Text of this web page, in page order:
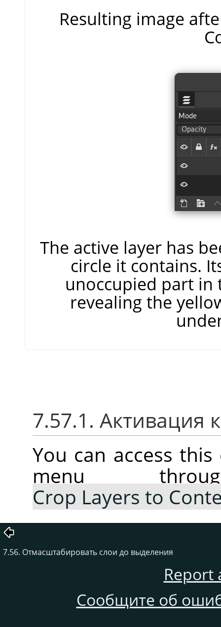
Resulting image
The active layer has
circle it contains.
unoccupied part in
revealing the
7.57.1. Активация
You can access
menu
Crop Layers to
7.56. Отмасштабировать слои до выделения
Report
Сообщите об